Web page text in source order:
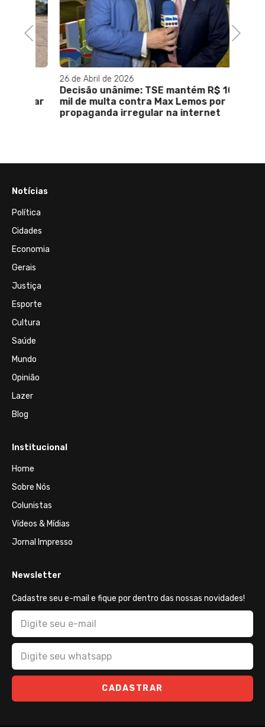
Previous
26 de Abril de 2026
Decisão unânime: TSE mantém R$ 10
mil de multa contra Max Lemos por
propaganda irregular na internet
Next
Notícias
Política
Cidades
Economia
Gerais
Justiça
Esporte
Cultura
Saúde
Mundo
Opinião
Lazer
Blog
Institucional
Home
Sobre Nós
Colunistas
Vídeos & Mídias
Jornal Impresso
Newsletter
Cadastre seu e-mail e fique por dentro das nossas novidades!
CADASTRAR